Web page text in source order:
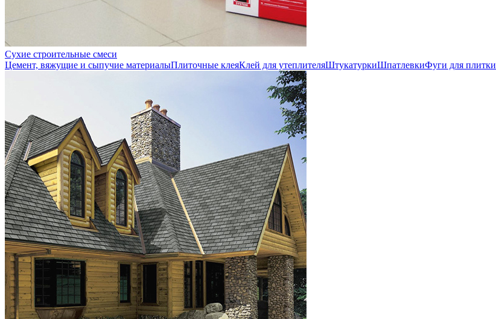
Сухие строительные смеси
Цемент, вяжущие и сыпучие материалыПлиточные клеяКлей для утеплителяШтукатуркиШпатлевкиФуги для плитки